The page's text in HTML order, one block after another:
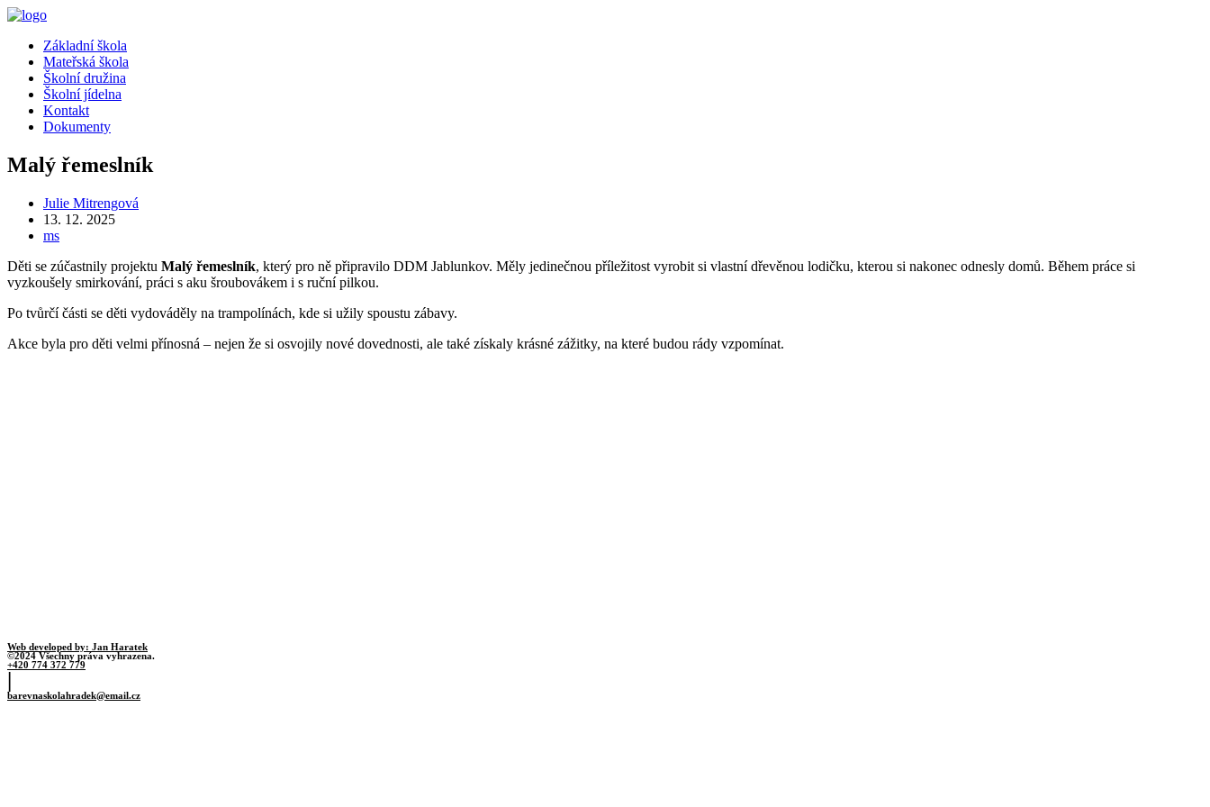
Přejít
obsahu
Menu
Základní škola
Mateřská škola
Školní družina
Školní jídelna
Kontakt
Dokumenty
Malý řemeslník
Autor
příspěvku
Julie Mitrengová
Příspěvek
byl
13. 12. 2025
Rubriky
ms
Děti se zúčastnily projektu Malý řemeslník, který pro ně připravilo DDM Jablunkov. Měly jedinečnou příležitost vyrobit si vlastní dřevěnou lodičku, kterou si nakonec odnesly domů. Během práce si
vyzkoušely smirkování, práci s aku šroubovákem i s ruční pilkou.
Po tvůrčí části se děti vydováděly na trampolínách, kde si užily spoustu zábavy.
Akce byla pro děti velmi přínosná – nejen že si osvojily nové dovednosti, ale také získaly krásné zážitky, na které budou rády vzpomínat.
Web developed by: Jan Haratek
©2024 Všechny práva vyhrazena.
+420 774 372 779
|
barevnaskolahradek@email.cz